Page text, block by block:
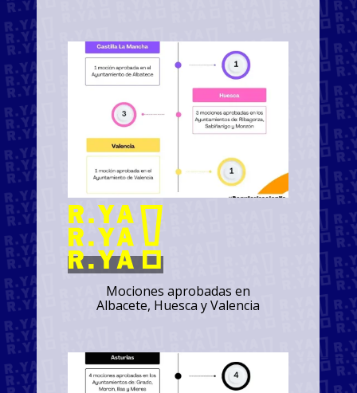
Mociones aprobadas en
Albacete, Huesca y Valencia